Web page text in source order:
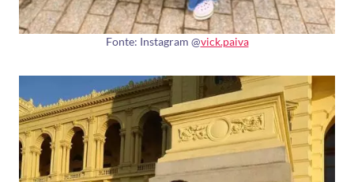
Fonte: Instagram @vick.paiva